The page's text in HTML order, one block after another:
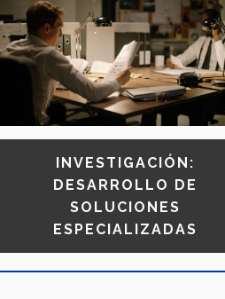
INVESTIGACIÓN:
DESARROLLO DE
SOLUCIONES
ESPECIALIZADAS